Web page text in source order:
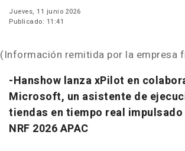
Jueves, 11 junio 2026
Publicado: 11:41
(Información remitida por la empresa
-Hanshow lanza xPilot en
Microsoft, un asistente de
tiendas en tiempo real impulsado
NRF 2026 APAC